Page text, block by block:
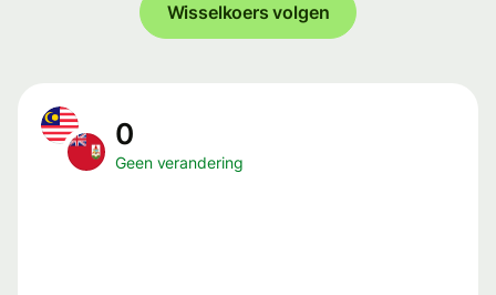
Wisselkoers volgen
0
Geen verandering